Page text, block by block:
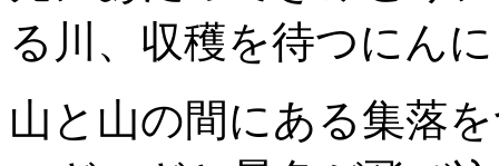
る川、収穫を待つにん
山と山の間にある集落